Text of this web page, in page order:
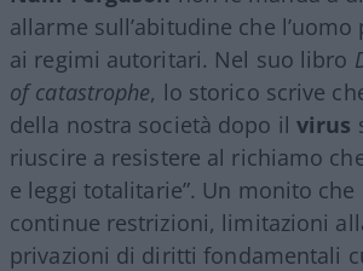
allarme sull’abitudine che
ai regimi autoritari. Nel suo libro
of catastrophe, lo storico scrive
della nostra società dopo il virus
riuscire a resistere al richiamo
e leggi totalitarie”. Un monito che
continue restrizioni, limitazioni
privazioni di diritti fondamentali